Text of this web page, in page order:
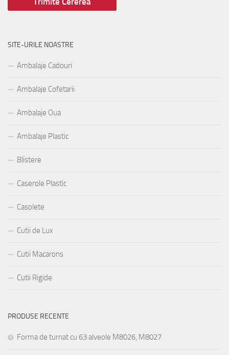
SITE-URILE NOASTRE
Ambalaje Cadouri
Ambalaje Cofetarii
Ambalaje Oua
Ambalaje Plastic
Blistere
Caserole Plastic
Casolete
Cutii de Lux
Cutii Macarons
Cutii Rigide
PRODUSE RECENTE
Forma de turnat cu 63 alveole M8026, M8027